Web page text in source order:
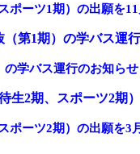
ポーツ1期）の出願を
の学バス運行のお知らせ
ポーツ2期）の出願を3